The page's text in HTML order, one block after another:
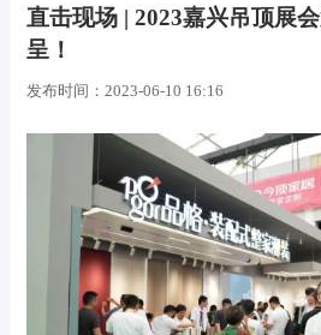
直击现场 | 2023嘉兴吊顶展
呈！
发布时间： 2023-06-10 16:16